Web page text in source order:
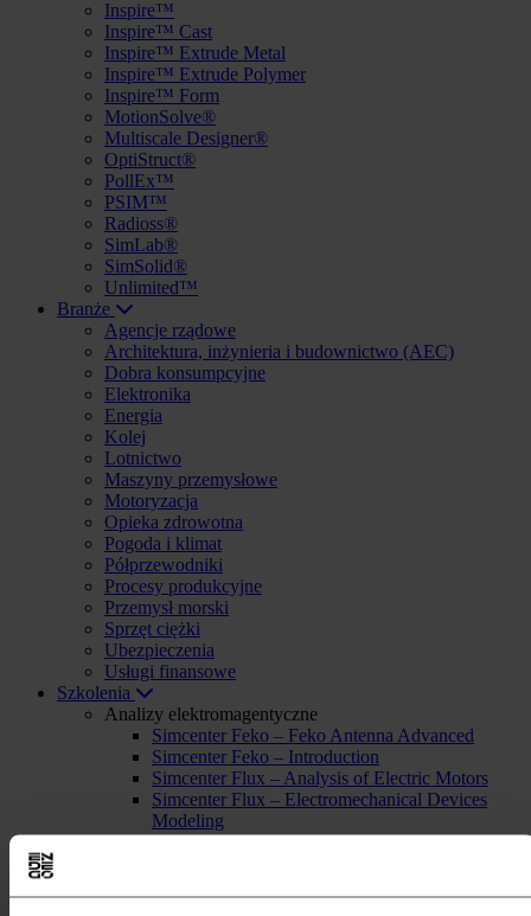
Inspire™
Inspire™ Cast
Inspire™ Extrude Metal
Inspire™ Extrude Polymer
Inspire™ Form
MotionSolve®
Multiscale Designer®
OptiStruct®
PollEx™
PSIM™
Radioss®
SimLab®
SimSolid®
Unlimited™
Branże
Agencje rządowe
Architektura, inżynieria i budownictwo (AEC)
Dobra konsumpcyjne
Elektronika
Energia
Kolej
Lotnictwo
Maszyny przemysłowe
Motoryzacja
Opieka zdrowotna
Pogoda i klimat
Półprzewodniki
Procesy produkcyjne
Przemysł morski
Sprzęt ciężki
Ubezpieczenia
Usługi finansowe
Szkolenia
Analizy elektromagentyczne
Simcenter Feko – Feko Antenna Advanced
Simcenter Feko – Introduction
Simcenter Flux – Analysis of Electric Motors
Simcenter Flux – Electromechanical Devices
Modeling
Simcenter Flux – Introduction